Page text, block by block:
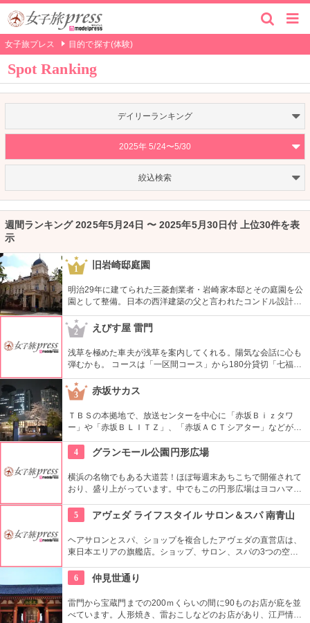
女子旅プレス 目的で探す(体験)
Spot Ranking
デイリーランキング
2025年 5/24〜5/30
絞込検索
週間ランキング 2025年5月24日 〜 2025年5月30日付 上位30件を表
示
1 旧岩崎邸庭園
明治29年に建てられた三菱創業者・岩崎家本邸とその庭園を公
園として整備。日本の西洋建築の父と言われたコンドル設計の
洋館や撞球室は本格的な西洋木造建築で見応えたっぷり。重要
文化財にもなっている。
2 えびす屋 雷門
浅草を極めた車夫が浅草を案内してくれる。陽気な会話に心も
弾むかも。 コースは「一区間コース」から180分貸切「七福神
巡り」まで6種類あり。結婚式、イベント・出張での利用も大
好評だとか。
3 赤坂サカス
ＴＢＳの本拠地で、放送センターを中心に「赤坂Ｂｉｚタワ
ー」や「赤坂ＢＬＩＴＺ」、「赤坂ＡＣＴシアター」などが揃
う複合施設。「Sacas広場」では数多くのイベントも。
4
グランモール公園円形広場
横浜の名物でもある大道芸！ほぼ毎週末あちこちで開催されて
おり、盛り上がっています。中でもこの円形広場はヨコハマ大
労される、驚きの芸に子供も大人も釘付けです！
5 アヴェダ ライフスタイル サロン＆スパ 南青山
ヘアサロンとスパ、ショップを複合したアヴェダの直営店は、
東日本エリアの旗艦店。ショップ、サロン、スパの3つの空間
豊かな時間の中、リラックスしてお過ごしいただけます。
6 仲見世通り
雷門から宝蔵門までの200ｍくらいの間に90ものお店が庇を並
べています。人形焼き、雷おこしなどのお店があり、江戸情緒